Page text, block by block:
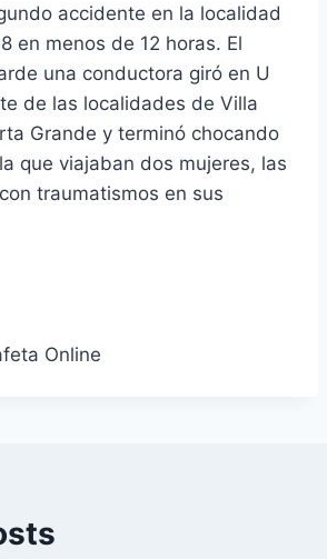
accidente en la localidad
en menos de 12 horas. El
una conductora giró en U
de las localidades de Villa
Grande y terminó chocando
que viajaban dos mujeres, las
traumatismos en sus
Online